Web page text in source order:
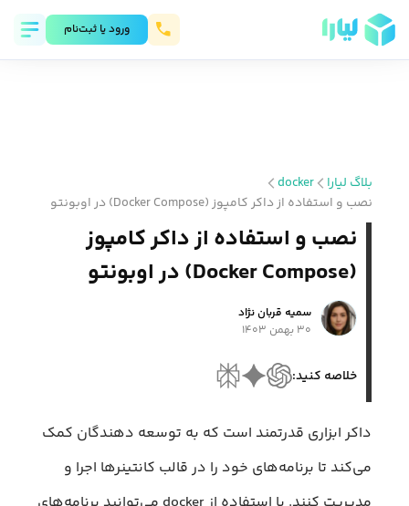
ورود يا ثبت‌نام
بلاگ لیارا
docker
نصب و استفاده از داکر کامپوز (Docker Compose) در اوبونتو
نصب و استفاده از داکر کامپوز
(Docker Compose) در اوبونتو
سمیه قربان نژاد
۳۰ بهمن ۱۴۰۳
خلاصه کنید:
داکر ابزاری قدرتمند است که به توسعه دهندگان کمک
می‌کند تا برنامه‌های خود را در قالب کانتینرها اجرا و